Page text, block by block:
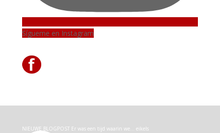
Sígueme en Instagram
NIEUWE BLOGPOST Er was een tijd waarin we… eikels